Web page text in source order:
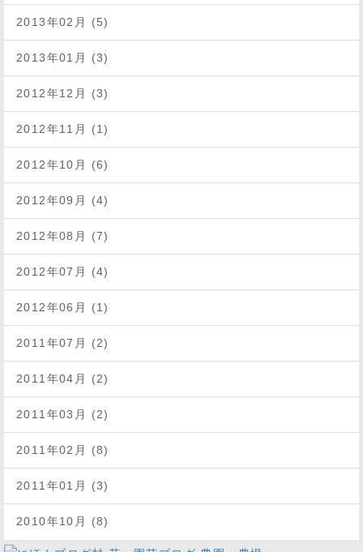
2013年02月 (5)
2013年01月 (3)
2012年12月 (3)
2012年11月 (1)
2012年10月 (6)
2012年09月 (4)
2012年08月 (7)
2012年07月 (4)
2012年06月 (1)
2011年07月 (2)
2011年04月 (2)
2011年03月 (2)
2011年02月 (8)
2011年01月 (3)
2010年10月 (8)